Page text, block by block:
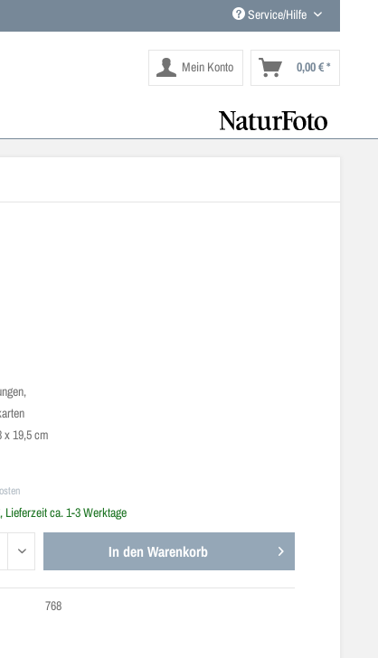
Service/Hilfe
Mein Konto 0,00 € *
x 19,5 cm
Lieferzeit ca. 1-3 Werktage
In den Warenkorb
768